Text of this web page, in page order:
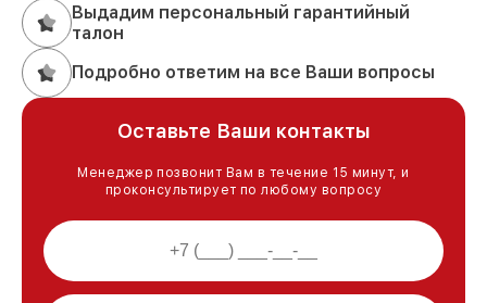
Выдадим персональный гарантийный
талон
Подробно ответим на все Ваши вопросы
Оставьте Ваши контакты
Менеджер позвонит Вам в течение 15 минут, и
проконсультирует по любому вопросу